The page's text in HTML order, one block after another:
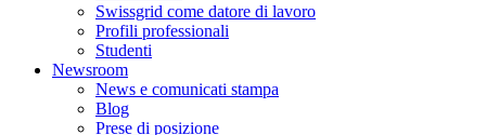
Swissgrid come datore di lavoro
Profili professionali
Studenti
Newsroom
News e comunicati stampa
Blog
Prese di posizione